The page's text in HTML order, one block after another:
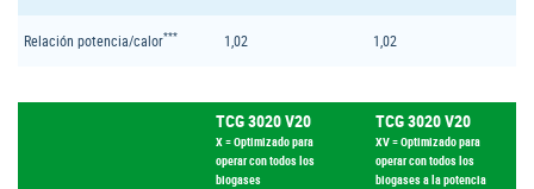
Relación potencia/calor*** 1,02 1,02
TCG 3020 V20
X = Optimizado para
operar con todos los
biogases
TCG 3020 V20
XV = Optimizado para
operar con todos los
biogases a la potencia